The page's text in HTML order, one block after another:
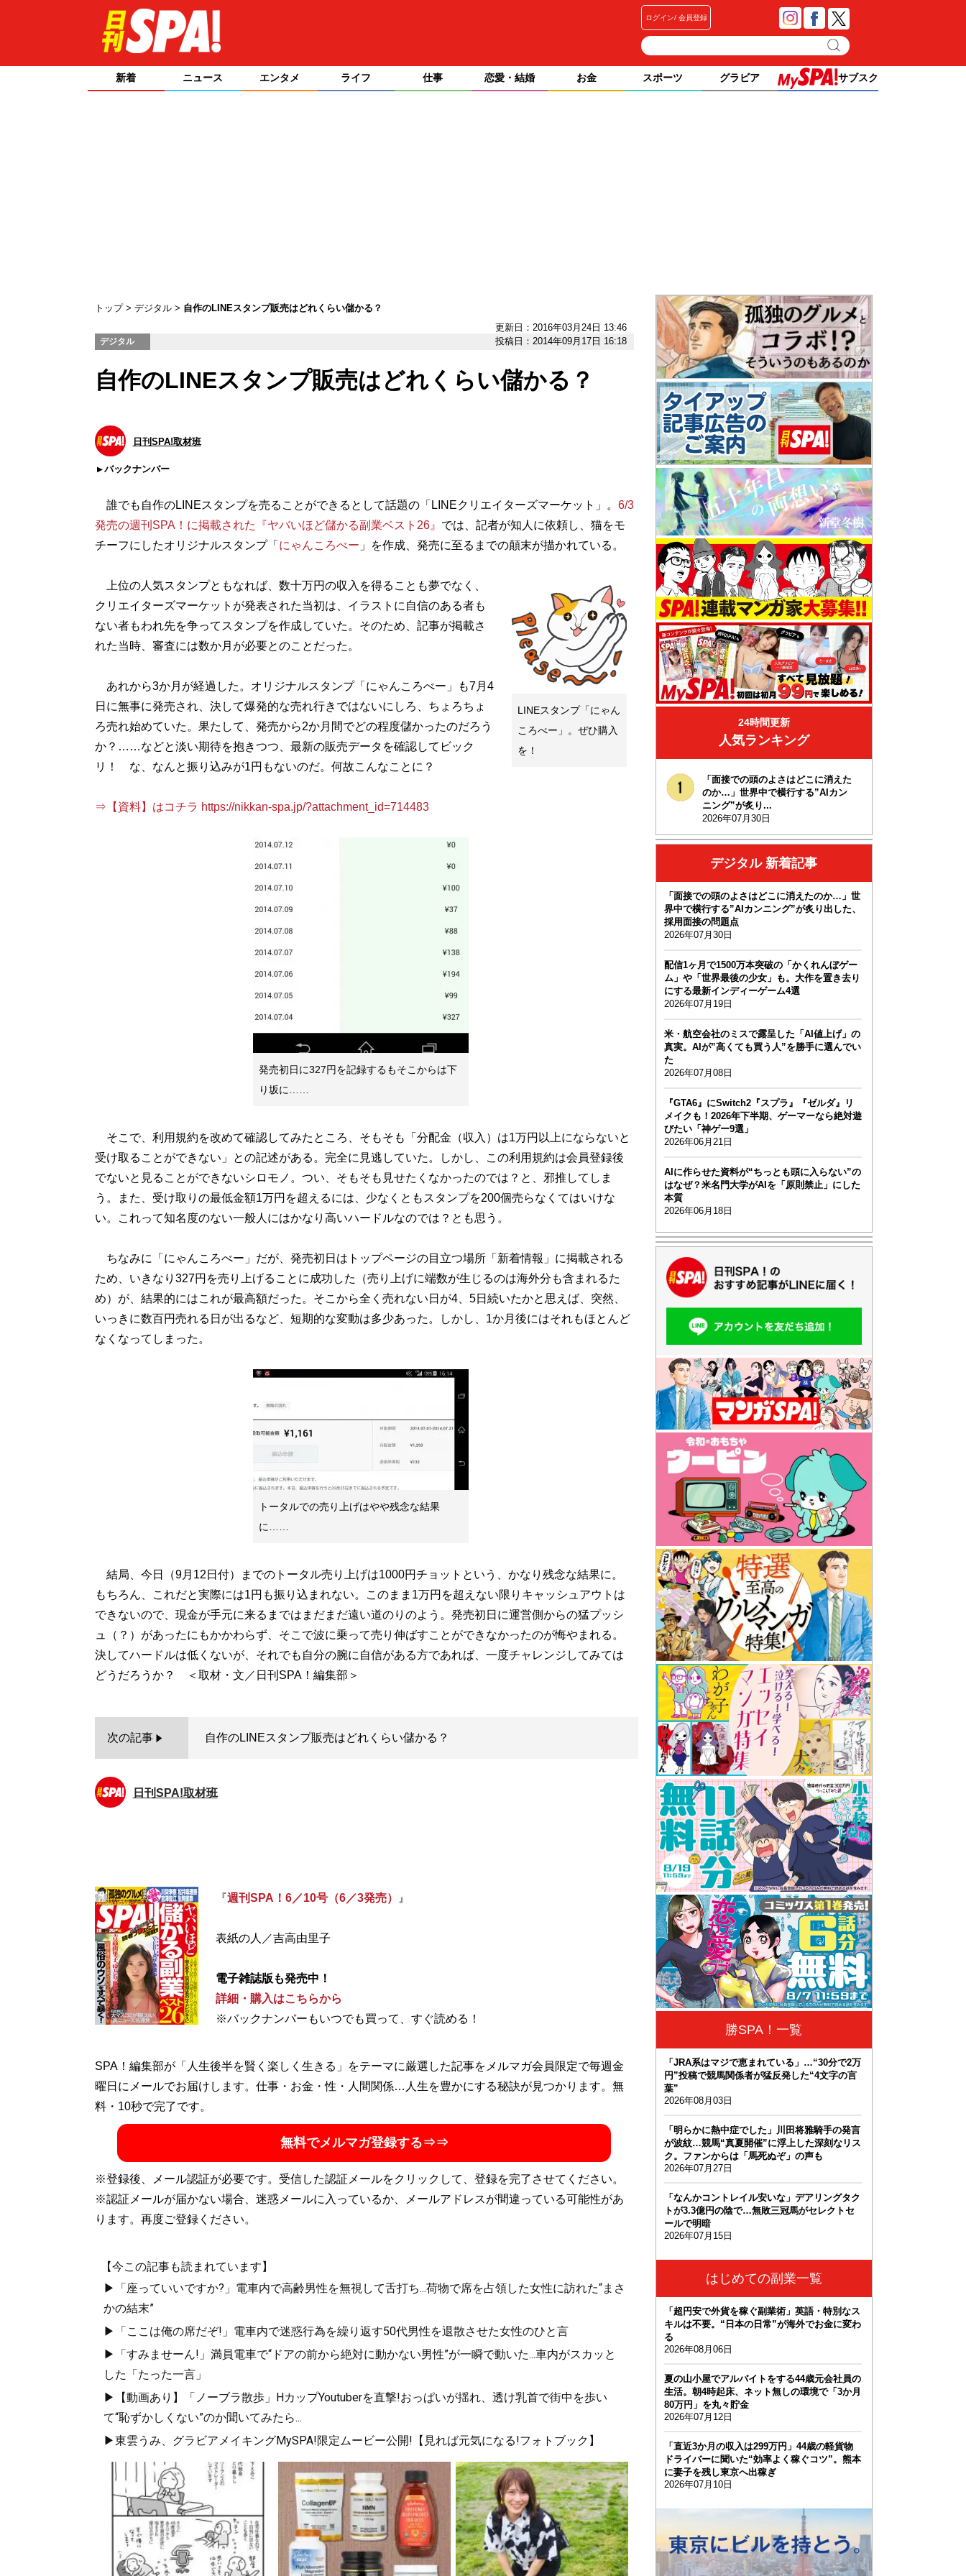
ログイン 会員登録
新着 ニュース エンタメ ライフ 仕事 恋愛・結婚 お金 スポーツ グラビア サブスク
トップ デジタル
自作のLINEスタンプ販売はどれくらい儲かる？
更新日：2016年03月24日 13:46
デジタル 投稿日：2014年09月17日 16:18
自作のLINEスタンプ販売はどれくらい儲かる？
日刊SPA!取材班
バックナンバー
誰でも自作のLINEスタンプを売ることができるとして話題の「LINEクリエイターズマーケット」。 6/3
発売の週刊SPA！に掲載された『ヤバいほど儲かる副業ベスト26』 では、記者が知人に依頼し、猫をモ
チーフにしたオリジナルスタンプ「 にゃんころべー 」を作成、発売に至るまでの顛末が描かれている。
LINEスタンプ「にゃん
ころべー」。ぜひ購入
を！
上位の人気スタンプともなれば、数十万円の収入を得ることも夢でなく、
クリエイターズマーケットが発表された当初は、イラストに自信のある者も
ない者もわれ先を争ってスタンプを作成していた。そのため、記事が掲載さ
れた当時、審査には数か月が必要とのことだった。
あれから3か月が経過した。オリジナルスタンプ「にゃんころべー」も7月4
日に無事に発売され、決して爆発的な売れ行きではないにしろ、ちょろちょ
ろ売れ始めていた。果たして、発売から2か月間でどの程度儲かったのだろう
か？……などと淡い期待を抱きつつ、最新の販売データを確認してビック
リ！ な、なんと振り込みが1円もないのだ。何故こんなことに？
⇒【資料】はコチラ https://nikkan-spa.jp/?attachment_id=714483
発売初日に327円を記録するもそこからは下
り坂に……
そこで、利用規約を改めて確認してみたところ、そもそも「分配金（収入）は1万円以上にならないと
受け取ることができない」との記述がある。完全に見逃していた。しかし、この利用規約は会員登録後
でないと見ることができないシロモノ。つい、そもそも見せたくなかったのでは？と、邪推してしま
う。また、受け取りの最低金額1万円を超えるには、少なくともスタンプを200個売らなくてはいけな
い。これって知名度のない一般人にはかなり高いハードルなのでは？とも思う。
ちなみに「にゃんころべー」だが、発売初日はトップページの目立つ場所「新着情報」に掲載される
ため、いきなり327円を売り上げることに成功した（売り上げに端数が生じるのは海外分も含まれるた
め）が、結果的にはこれが最高額だった。そこから全く売れない日が4、5日続いたかと思えば、突然、
いっきに数百円売れる日が出るなど、短期的な変動は多少あった。しかし、1か月後にはそれもほとんど
なくなってしまった。
トータルでの売り上げはやや残念な結果
に……
結局、今日（9月12日付）までのトータル売り上げは1000円チョットという、かなり残念な結果に。
もちろん、これだと実際には1円も振り込まれない。このまま1万円を超えない限りキャッシュアウトは
できないので、現金が手元に来るまではまだまだ遠い道のりのよう。発売初日に運営側からの猛プッシ
ュ（？）があったにもかかわらず、そこで波に乗って売り伸ばすことができなかったのが悔やまれる。
決してハードルは低くないが、それでも自分の腕に自信がある方であれば、一度チャレンジしてみては
次の記事 自作のLINEスタンプ販売はどれくらい儲かる？
日刊SPA!取材班
『週刊SPA！6／10号（6／3発売） 』
表紙の人／吉高由里子
電子雑誌版も発売中！
詳細・購入はこちらから
※バックナンバーもいつでも買って、すぐ読める！
SPA！編集部が「人生後半を賢く楽しく生きる」をテーマに厳選した記事をメルマガ会員限定で毎週金
曜日にメールでお届けします。仕事・お金・性・人間関係…人生を豊かにする秘訣が見つかります。無
料・10秒で完了です。
無料でメルマガ登録する⇒⇒
※登録後、メール認証が必要です。受信した認証メールをクリックして、登録を完了させてください。
※認証メールが届かない場合、迷惑メールに入っているか、メールアドレスが間違っている可能性があ
ります。再度ご登録ください。
【今この記事も読まれています】
▶「座っていいですか?」電車内で高齢男性を無視して舌打ち...荷物で席を占領した女性に訪れた“まさ
かの結末”
▶「ここは俺の席だぞ!」電車内で迷惑行為を繰り返す50代男性を退散させた女性のひと言
▶「すみませーん!」満員電車で“ドアの前から絶対に動かない男性”が一瞬で動いた...車内がスカッと
した「たった一言」
▶【動画あり】「ノーブラ散歩」HカップYoutuberを直撃!おっぱいが揺れ、透け乳首で街中を歩い
て“恥ずかしくない”のか聞いてみたら...
▶東雲うみ、グラビアメイキングMySPA!限定ムービー公開!【見れば元気になる!フォトブック】
24時間更新
人気ランキング
「面接での頭のよさはどこに消えた
のか…」世界中で横行する”AIカン
ニング”が炙り...
2026年07月30日
デジタル 新着記事
「面接での頭のよさはどこに消えたのか…」世
界中で横行する”AIカンニング”が炙り出した、
採用面接の問題点
2026年07月30日
配信1ヶ月で1500万本突破の「かくれんぼゲー
ム」や「世界最後の少女」も。大作を置き去り
にする最新インディーゲーム4選
2026年07月19日
米・航空会社のミスで露呈した「AI値上げ」の
真実。AIが”高くても買う人”を勝手に選んでい
た
2026年07月08日
『GTA6』にSwitch2『スプラ』『ゼルダ』リ
メイクも！2026年下半期、ゲーマーなら絶対遊
びたい「神ゲー9選」
2026年06月21日
AIに作らせた資料が“ちっとも頭に入らない”の
はなぜ？米名門大学がAIを「原則禁止」にした
本質
2026年06月18日
勝SPA！一覧
「JRA系はマジで恵まれている」…“30分で2万
円”投稿で競馬関係者が猛反発した“4文字の言
葉”
2026年08月03日
「明らかに熱中症でした」川田将雅騎手の発言
が波紋…競馬“真夏開催”に浮上した深刻なリス
ク。ファンからは「馬死ぬぞ」の声も
2026年07月27日
「なんかコントレイル安いな」デアリングタク
トが3.3億円の陰で…無敗三冠馬がセレクトセ
ールで明暗
2026年07月15日
はじめての副業一覧
「超円安で外貨を稼ぐ副業術」英語・特別なス
キルは不要。“日本の日常”が海外でお金に変わ
る
2026年08月06日
夏の山小屋でアルバイトをする44歳元会社員の
生活。朝4時起床、ネット無しの環境で「3か月
80万円」を丸々貯金
2026年07月12日
「直近3か月の収入は299万円」44歳の軽貨物
ドライバーに聞いた“効率よく稼ぐコツ”。熊本
に妻子を残し東京へ出稼ぎ
2026年07月10日